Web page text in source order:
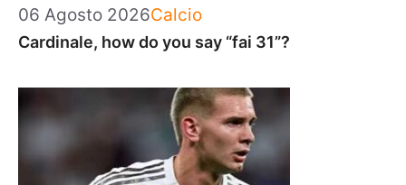
06 Agosto 2026Categorie
Calcio
Cardinale, how do you say “fai 31”?